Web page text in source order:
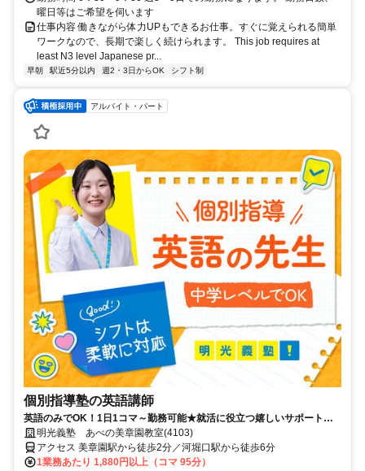
曜日等はご希望を伺います
仕事内容 働きながら体力UPもできるお仕事。すぐに覚えられる簡単
ワークなので、長期で楽しく続けられます。 This job requires at
least N3 level Japanese pr...
早朝 駅近5分以内 週2・3日からOK シフト制
アルバイト・パート
個別指導塾の英語講師
英語のみでOK！1日1コマ～勤務可能★就活に役立つ嬉しいサポートも
◎ミドル・シニアも活躍中
明光義塾 あべの美章園教室(4103)
アクセス 美章園駅から徒歩2分／河堀口駅から徒歩6分
1業務あたり 1,880円以上（コマ 95分）